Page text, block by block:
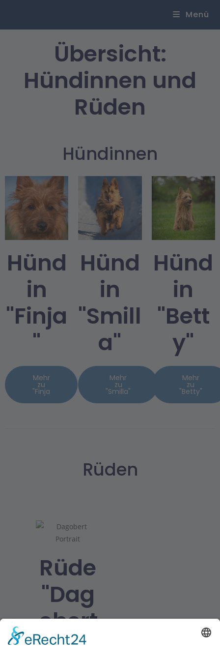
Menü
Übersicht:
Hündinnen und
Rüden
Hündinnen
Hünd
in
"Finja
"
Mehr
zu
"Finja
Hünd
in
"Smill
a"
Mehr
zu
"Smilla"
Hünd
in
"Bett
y"
Mehr
zu
"Betty"
Rüden
Rüde
"Dag
obert
"